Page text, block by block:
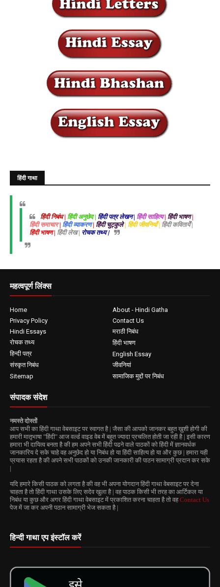
हिंदी गाथा
हिंदी निबंध | हिंदी अनुछेद | हिंदी पत्र लेखन | हिंदी साहित्य| हिंदी भाषण|
हिंदी समाचार| हिंदी व्याकरण| हिंदी चुट्कुले| हिंदी जीवनियाँ | हिंदी कवितायेँ |
हिंदी भाषण | हिंदी लेख | रोचक तथ्य |
महत्वपूर्ण लिंक्स
Home
About - Hindi Gatha
Privacy Policy
Contact Us
Hindi Essays
मराठी निबंध
रोचक तथ्य
हिंदी भाषण
हिन्दी पत्र
English Essay
संस्कृत निबंध
जीवनियां
Sitemap
सामाजिक मुद्दों पर निबंध
संपादक संदेश
नमस्ते दोस्तों
आप सभी का हिंदी गाथा वेबसाइट पर स्वागत है | जैसा की आपको जानकर बहुत ख़ुशी होगी की
हमारी मातृभाषा "हिंदी" आज वर्ल्ड वाइड वेब में बहुत ज्यादा प्रचलित होती जा रही है | इसी कारण
हमारा भी दायित्व बनता है की हम अपने सभी हिंदी पढने वाले पाठकों को हिंदी में ज्ञानवर्धक
जानकारिय दे सके चाहे वह अनुछेद हो या निबंध हो या हिंदी साहित्य हो या और कुछ | हमारा यही
प्रयास रहता है की अपने सभी पाठकों को उनकी जानकारी की पाठन सामाग्री प्रदान कर सके
|
यदि हमारे किसी पाठक को लगता है की वह भी अपना योगदान हिंदी गाथा वेबसाइट पर देना
चाहता है तो हिंदी गाथा उसके लिए सदेव खुला है | वह पाठक किसी भी तरह का आर्टिकल या
निबंध या कुछ और अगर हिंदी गाथा वेबसाइट में प्रकाशित करना चाहता है तो वहContact Us
पेज में जा कर अपनी पठान सामाग्री भेज सकता है |
हिन्दी गाथा एप इंस्टॉल करें